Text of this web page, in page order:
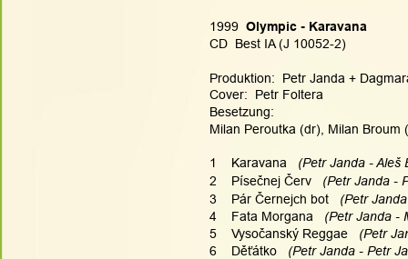
1999 Olympic - Karavana
CD  Best IA (J 10052-2)
Produktion:  Petr Janda +
Cover:  Petr Foltera
Besetzung:
Milan Peroutka (dr), Milan Broum
1    Karavana
(Petr Janda - Aleš
2    Písečnej Červ
(Petr Janda -
3    Pár Černejch bot
(Petr
4    Fata Morgana
(Petr Janda -
5    Vysočanský Reggae
(Petr
6    Děťátko
(Petr Janda - Petr